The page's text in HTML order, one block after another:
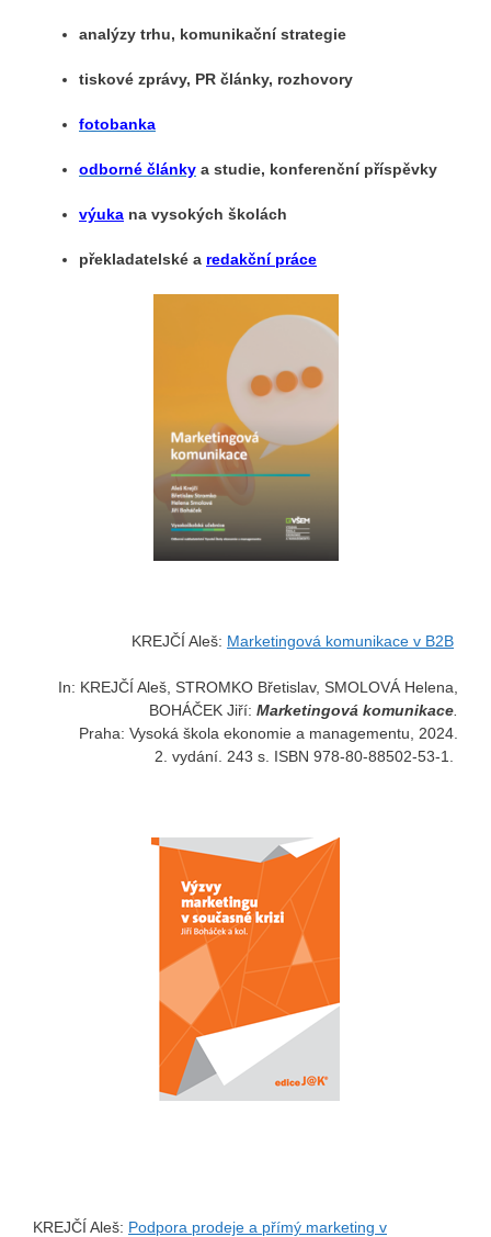
analýzy trhu, komunikační strategie
tiskové zprávy, PR články, rozhovory
fotobanka
odborné články a studie, konferenční příspěvky
výuka na vysokých školách
překladatelské a redakční práce
KREJČÍ Aleš: Marketingová komunikace v B2B
In: KREJČÍ Aleš, STROMKO Břetislav, SMOLOVÁ Helena,
BOHÁČEK Jiří: Marketingová komunikace
Praha: Vysoká škola ekonomie a managementu, 2024.
2. vydání. 243 s. ISBN 978-80-88502-53-1.
KREJČÍ Aleš: Podpora prodeje a přímý marketing v